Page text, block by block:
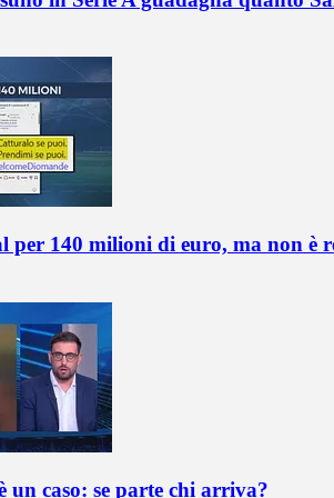
per 140 milioni di euro, ma non è
caso: se parte chi arriva?